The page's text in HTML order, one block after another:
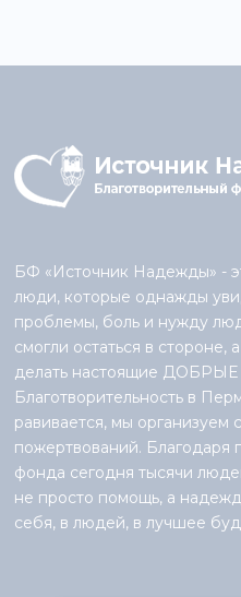
БФ «Источник Надежды» -
люди, которые однажды
проблемы, боль и нужду
смогли остаться в стороне,
делать настоящие
Благотворительность в
равивается, мы организуем
пожертвований. Благодаря
фонда сегодня тысячи
не просто помощь, а
себя, в людей, в лучшее